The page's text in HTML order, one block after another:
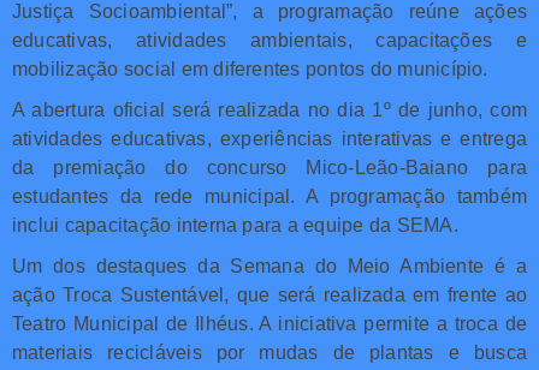
Justiça Socioambiental”, a programação reúne ações
educativas, atividades ambientais, capacitações e
mobilização social em diferentes pontos do município.
A abertura oficial será realizada no dia 1º de junho, com
atividades educativas, experiências interativas e entrega
da premiação do concurso Mico-Leão-Baiano para
estudantes da rede municipal. A programação também
inclui capacitação interna para a equipe da SEMA.
Um dos destaques da Semana do Meio Ambiente é a
ação Troca Sustentável, que será realizada em frente ao
Teatro Municipal de Ilhéus. A iniciativa permite a troca de
materiais recicláveis por mudas de plantas e busca